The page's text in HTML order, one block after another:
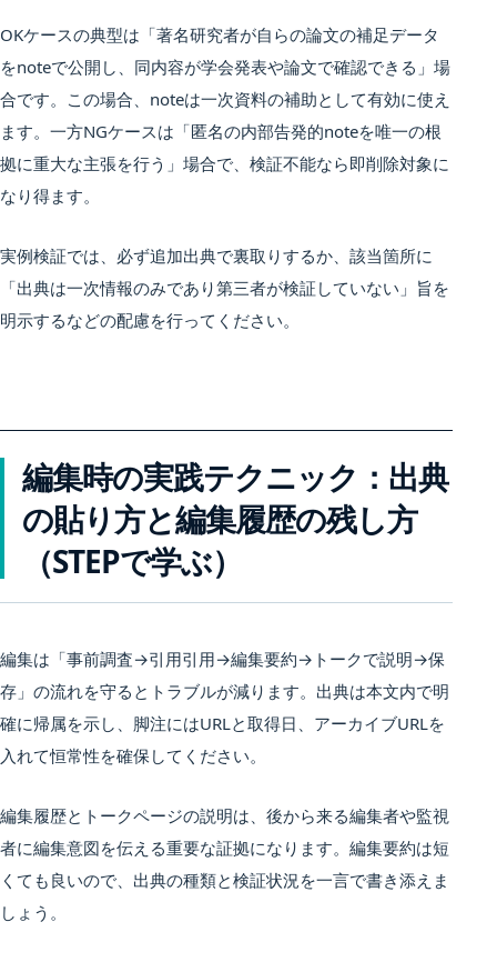
OKケースの典型は「著名研究者が自らの論文の補足データ
をnoteで公開し、同内容が学会発表や論文で確認できる」場
合です。この場合、noteは一次資料の補助として有効に使え
ます。一方NGケースは「匿名の内部告発的noteを唯一の根
拠に重大な主張を行う」場合で、検証不能なら即削除対象に
なり得ます。
実例検証では、必ず追加出典で裏取りするか、該当箇所に
「出典は一次情報のみであり第三者が検証していない」旨を
明示するなどの配慮を行ってください。
編集時の実践テクニック：出典
の貼り方と編集履歴の残し方
（STEPで学ぶ）
編集は「事前調査→引用引用→編集要約→トークで説明→保
存」の流れを守るとトラブルが減ります。出典は本文内で明
確に帰属を示し、脚注にはURLと取得日、アーカイブURLを
入れて恒常性を確保してください。
編集履歴とトークページの説明は、後から来る編集者や監視
者に編集意図を伝える重要な証拠になります。編集要約は短
くても良いので、出典の種類と検証状況を一言で書き添えま
しょう。